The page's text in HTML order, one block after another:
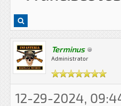
Terminus
Administrator
12-29-2024,